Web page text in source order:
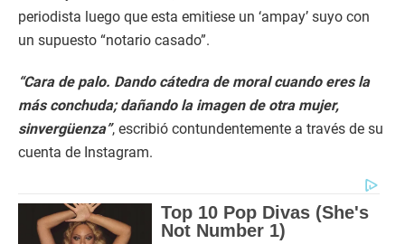
periodista luego que esta emitiese un ‘ampay’ suyo con
un supuesto “notario casado”.
“Cara de palo. Dando cátedra de moral cuando eres la
más conchuda; dañando la imagen de otra mujer,
sinvergüenza”, escribió contundentemente a través de su
cuenta de Instagram.